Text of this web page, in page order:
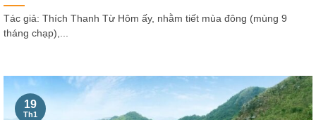
Tác giả: Thích Thanh Từ Hôm ấy, nhằm tiết mùa đông (mùng 9
tháng chạp),...
19
Th1